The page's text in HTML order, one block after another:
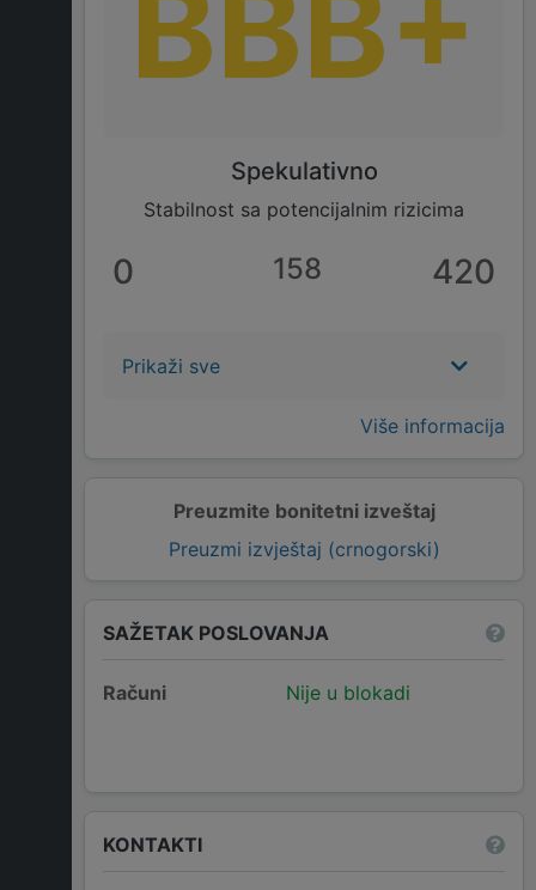
Preuzmite bonitetni izveštaj
Preuzmi izvještaj (crnogorski)
Spekulativno
Stabilnost sa potencijalnim rizicima
0 158 420
Prikaži sve
Više informacija
SAŽETAK POSLOVANJA
Računi Nije u blokadi
KONTAKTI